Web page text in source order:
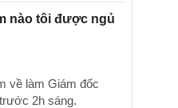
nào tôi được ngủ
về làm Giám đốc
2h sáng.